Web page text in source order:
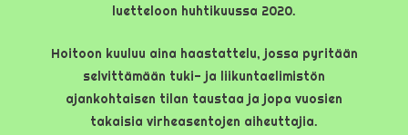
luetteloon huhtikuussa 2020.
Hoitoon kuuluu aina haastattelu, jossa pyritään
selvittämään tuki- ja liikuntaelimistön
ajankohtaisen tilan taustaa ja jopa vuosien
takaisia virheasentojen aiheuttajia.